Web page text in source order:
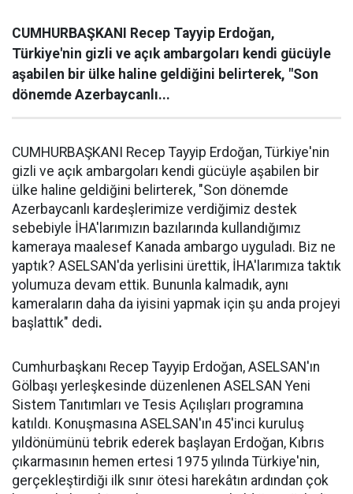
CUMHURBAŞKANI Recep Tayyip Erdoğan,
Türkiye'nin gizli ve açık ambargoları kendi gücüyle
aşabilen bir ülke haline geldiğini belirterek, "Son
dönemde Azerbaycanlı...
CUMHURBAŞKANI Recep Tayyip Erdoğan, Türkiye'nin
gizli ve açık ambargoları kendi gücüyle aşabilen bir
ülke haline geldiğini belirterek, "Son dönemde
Azerbaycanlı kardeşlerimize verdiğimiz destek
sebebiyle İHA'larımızın bazılarında kullandığımız
kameraya maalesef Kanada ambargo uyguladı. Biz ne
yaptık? ASELSAN'da yerlisini ürettik, İHA'larımıza taktık
yolumuza devam ettik. Bununla kalmadık, aynı
kameraların daha da iyisini yapmak için şu anda projeyi
başlattık" dedi.
Cumhurbaşkanı Recep Tayyip Erdoğan, ASELSAN'ın
Gölbaşı yerleşkesinde düzenlenen ASELSAN Yeni
Sistem Tanıtımları ve Tesis Açılışları programına
katıldı. Konuşmasına ASELSAN'ın 45'inci kuruluş
yıldönümünü tebrik ederek başlayan Erdoğan, Kıbrıs
çıkarmasının hemen ertesi 1975 yılında Türkiye'nin,
gerçekleştirdiği ilk sınır ötesi harekâtın ardından çok